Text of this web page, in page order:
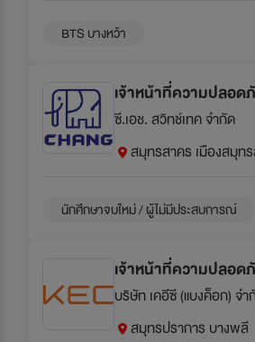
BTS บางหว้า
เจ้าหน้าที่ความปลอด
ซี.เอช. สวิทช์เทค จำกัด
สมุทรสาคร เมืองสมุท
นักศึกษาจบใหม่ / ผู้ไม่มีประสบการณ์
เจ้าหน้าที่ความปลอด
บริษัท เคอีซี (แบงค็อก) จำ
สมุทรปราการ บางพลี